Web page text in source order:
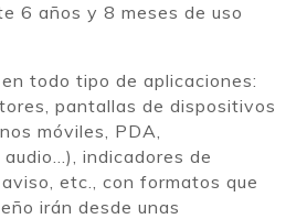
6 años y 8 meses de uso
todo tipo de aplicaciones:
pantallas de dispositivos
móviles, PDA,
indicadores de
etc., con formatos que
irán desde unas